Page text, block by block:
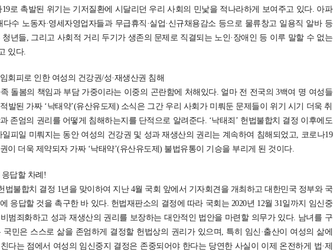
로 촉발된 위기는 기저질환에 시달리던 우리 사회의 민낯을 적나라하게 보여주고 있다. 아파
수 노동자·영세자영업자들과 무급휴직·실업·신규채용감소 등으로 물류창고 일용직 알바 등
년들, 그리고 사회적 거리 두기가 생존의 문제로 직결되는 노인·장애인 등 이루 말할 수 없는
있다.
회피로 인한 여성의 건강권/성·재생산권 침해
돌봄의 책임과 부담 가중이라는 이중의 곤란함에 처해있다. 얼마 전 전국의 3백여 명 여성들
발된 가짜 ‘낙태약’(유산유도제) 소식은 그간 우리 사회가 미뤄둔 문제들이 위기 시기 더욱 취
존엄의 권리를 어떻게 침해하는지를 단적으로 알려준다. ‘낙태죄’ 헌법불합치 결정 이후에도
피일 미뤄지는 동안 여성의 건강권 및 성과 재생산의 권리는 계속하여 침해되었고, 코로나19
이 더욱 제약되자 가짜 ‘낙태약’(유산유도제) 불법유통이 기승을 부리게 된 것이다.
답할 차례!
법불합치 결정 1년을 맞이하여 지난 4월 국회 앞에서 기자회견을 개최하고 대한민국 정부와 국
응답할 것을 촉구한 바 있다. 헌법재판소의 결정에 따라 국회는 2020년 12월 31일까지 임신중
범죄화하고 성과 재생산의 권리를 보장하는 대안적인 법안을 마련할 의무가 있다. 남녀를 구
국민은 스스로 삶을 존엄하게 결정할 헌법상의 권리가 있으며, 특히 임신·출산이 여성의 삶에
다는 점에서 여성의 임신중지 결정은 존중되어야 한다는 당연한 사실이 이제 온전하게 법·제